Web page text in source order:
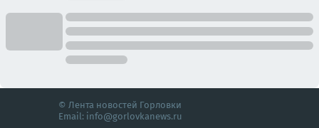
© Лента новостей Горловки
Email: info@gorlovkanews.ru